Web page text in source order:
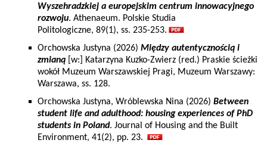
Wyszehradzkiej a europejskim centrum innowacyjnego
rozwoju. Athenaeum. Polskie Studia
Politologiczne, 89(1), ss. 235-253.
Orchowska Justyna (2026) Między autentycznością i
zmianą [w:] Katarzyna Kuzko-Zwierz (red.) Praskie ścieżki
wokół Muzeum Warszawskiej Pragi, Muzeum Warszawy:
Warszawa, ss. 128.
Orchowska Justyna, Wróblewska Nina (2026) Between
student life and adulthood: housing experiences of PhD
students in Poland. Journal of Housing and the Built
Environment, 41(2), pp. 23.